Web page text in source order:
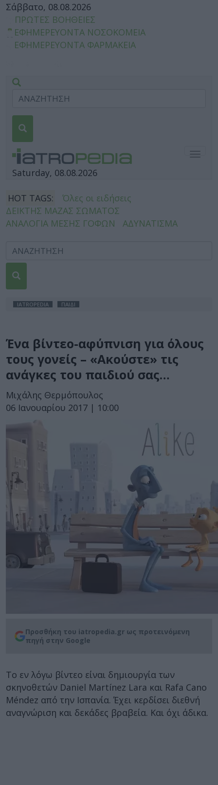
Σάββατο, 08.08.2026
ΠΡΩΤΕΣ ΒΟΗΘΕΙΕΣ
ΕΦΗΜΕΡΕΥΟΝΤΑ ΝΟΣΟΚΟΜΕΙΑ
ΕΦΗΜΕΡΕΥΟΝΤΑ ΦΑΡΜΑΚΕΙΑ
Saturday, 08.08.2026
HOT TAGS:
Όλες οι ειδήσεις
ΔΕΙΚΤΗΣ ΜΑΖΑΣ ΣΩΜΑΤΟΣ
ΑΝΑΛΟΓΙΑ ΜΕΣΗΣ ΓΟΦΩΝ
ΑΔΥΝΑΤΙΣΜΑ
IATROPEDIA ΠΑΙΔΙ
Ένα βίντεο-αφύπνιση για όλους
τους γονείς – «Ακούστε» τις
ανάγκες του παιδιού σας…
Μιχάλης Θερμόπουλος
06 Ιανουαρίου 2017 | 10:00
Προσθήκη του iatropedia.gr ως προτεινόμενη
πηγή στην Google
Το εν λόγω βίντεο είναι δημιουργία των
σκηνοθετών Daniel Martínez Lara και Rafa Cano
Méndez από την Ισπανία. Έχει κερδίσει διεθνή
αναγνώριση και δεκάδες βραβεία. Και όχι άδικα.